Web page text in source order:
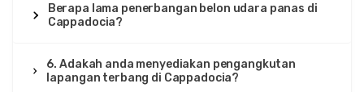
Berapa lama penerbangan belon udara panas di
Cappadocia?
6. Adakah anda menyediakan pengangkutan
lapangan terbang di Cappadocia?